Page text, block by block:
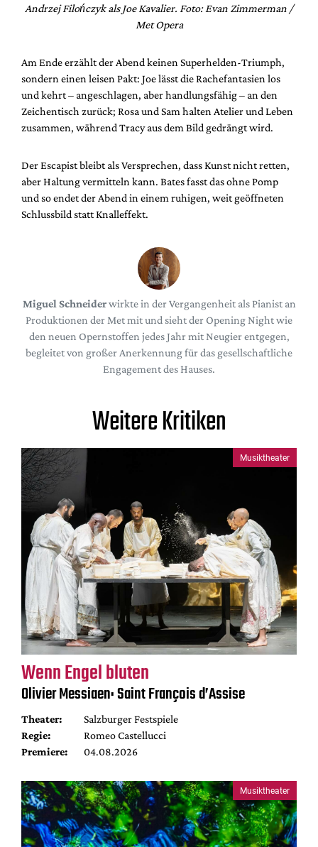
Andrzej Filończyk als Joe Kavalier. Foto: Evan Zimmerman /
Met Opera
Am Ende erzählt der Abend keinen Superhelden-Triumph,
sondern einen leisen Pakt: Joe lässt die Rachefantasien los
und kehrt – angeschlagen, aber handlungsfähig – an den
Zeichentisch zurück; Rosa und Sam halten Atelier und Leben
zusammen, während Tracy aus dem Bild gedrängt wird.
Der Escapist bleibt als Versprechen, dass Kunst nicht retten,
aber Haltung vermitteln kann. Bates fasst das ohne Pomp
und so endet der Abend in einem ruhigen, weit geöffneten
Schlussbild statt Knalleffekt.
Miguel Schneiderwirkte in der Vergangenheit als Pianist an
Produktionen der Met mit und sieht der Opening Night wie
den neuen Opernstoffen jedes Jahr mit Neugier entgegen,
begleitet von großer Anerkennung für das gesellschaftliche
Engagement des Hauses.
Weitere Kritiken
Musiktheater
Wenn Engel bluten
Olivier Messiaen: Saint François d’Assise
Theater:
Salzburger Festspiele
Regie:
Romeo Castellucci
Premiere:
04.08.2026
Musiktheater